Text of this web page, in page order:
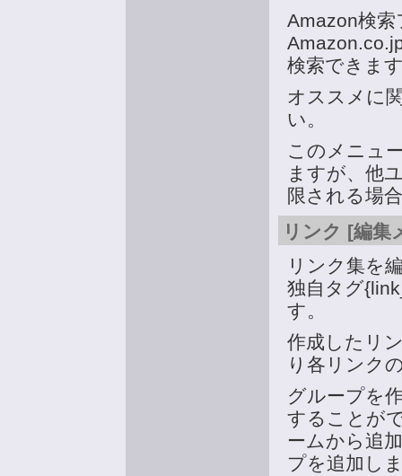
Amazon検
検索できま
オススメに
い。
このメニュ
ますが、他
限される場
リンク [編集
リンク集を
独自タグ
す。
作成したリ
り各リンク
グループを
することが
ームから追
プを追加し